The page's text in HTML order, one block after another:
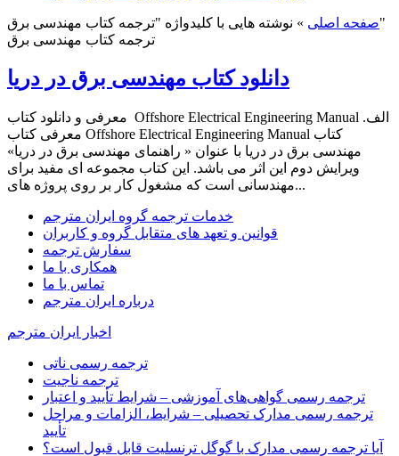
صفحه اصلی »
نوشته هایی با کلیدواژه "ترجمه کتاب مهندسی برق"
ترجمه کتاب مهندسی برق
دانلود کتاب مهندسی برق در دریا
معرفی و دانلود کتاب Offshore Electrical Engineering Manual الف.
معرفی کتاب Offshore Electrical Engineering Manual کتاب
مهندسی برق در دریا با عنوان « راهنمای مهندسی برق در دریا»
ویرایش دوم این اثر می باشد. این کتاب مجموعه ای مفید برای
مهندسانی است که مشغول کار بر روی پروژه های...
خدمات ترجمه گروه ایران مترجم
قوانین و تعهد های متقابل گروه و کاربران
سفارش ترجمه
همکاری با ما
تماس با ما
درباره ایران مترجم
اخبار ایران مترجم
ترجمه رسمی ناتی
ترجمه ناجیت
ترجمه رسمی گواهی‌های آموزشی – شرایط تأیید و اعتبار
ترجمه رسمی مدارک تحصیلی – شرایط، الزامات و مراحل
تأیید
آیا ترجمه رسمی مدارک با گوگل ترنسلیت قابل قبول است؟